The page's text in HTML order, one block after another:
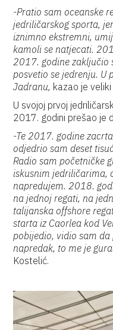
-Pratio sam oceanske
jedriličarskog sporta,
iznimno ekstremni,
kamoli se natjecati.
2017. godine zaključio
posvetio se jedrenju. U
Jadranu, kazao je
U svojoj prvoj
2017. godini prešao je
-Te 2017. godine
odjedrio sam deset
Radio sam početničke
iskusnim jedriličarima,
napredujem. 2018.
na jednoj regati, na
talijanska offshore
starta iz Caorlea kod
pobijedio, vidio sam
napredak, to me je
Kostelić.